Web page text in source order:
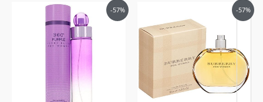
-57%
El
precio
original
era:
$558,000.
precio
actual
-57%
original
$540,000.
precio
actual
$229,900.